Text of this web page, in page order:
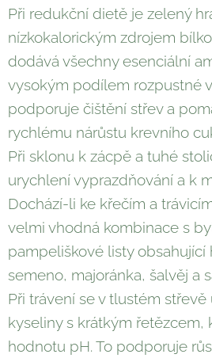
Při redukční dietě je zelený
nízkokalorickým zdrojem
dodává všechny esenciální
vysokým podílem rozpustné
podporuje čištění střev a
rychlému nárůstu krevního
Při sklonu k zácpě a tuhé
urychlení vyprazdňování a k
Dochází-li ke křečím a
velmi vhodná kombinace s
pampeliškové listy obsahující
semeno, majoránka, šalvěj a
Při trávení se v tlustém
kyseliny s krátkým řetězcem,
hodnotu pH. To podporuje